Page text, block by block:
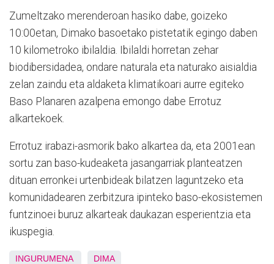
Zumeltzako merenderoan hasiko dabe, goizeko
10:00etan, Dimako basoetako pistetatik egingo daben
10 kilometroko ibilaldia. Ibilaldi horretan zehar
biodibersidadea, ondare naturala eta naturako aisialdia
zelan zaindu eta aldaketa klimatikoari aurre egiteko
Baso Planaren azalpena emongo dabe Errotuz
alkartekoek.
Errotuz irabazi-asmorik bako alkartea da, eta 2001ean
sortu zan baso-kudeaketa jasangarriak planteatzen
dituan erronkei urtenbideak bilatzen laguntzeko eta
komunidadearen zerbitzura ipinteko baso-ekosistemen
funtzinoei buruz alkarteak daukazan esperientzia eta
ikuspegia.
INGURUMENA DIMA